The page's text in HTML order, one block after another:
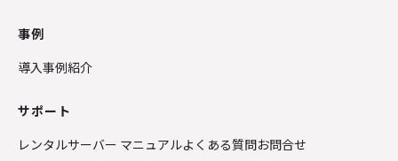
事例
導入事例紹介
サポート
レンタルサーバー マニュアルよくある質問お問合せ